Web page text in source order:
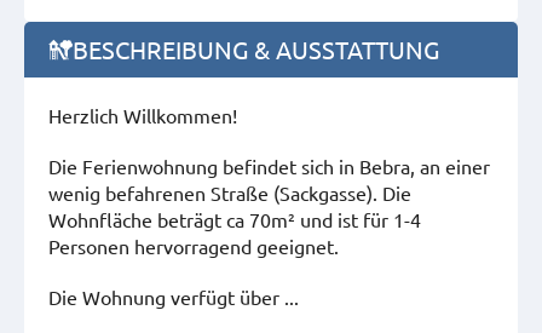
BESCHREIBUNG & AUSSTATTUNG
Herzlich Willkommen!
Die Ferienwohnung befindet sich in Bebra, an einer
wenig befahrenen Straße (Sackgasse). Die
Wohnfläche beträgt ca 70m² und ist für 1-4
Personen hervorragend geeignet.
Die Wohnung verfügt über ...